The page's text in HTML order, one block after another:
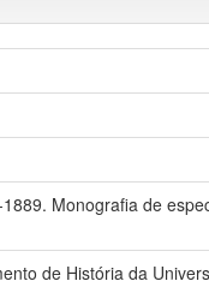
Monografia de
de História da